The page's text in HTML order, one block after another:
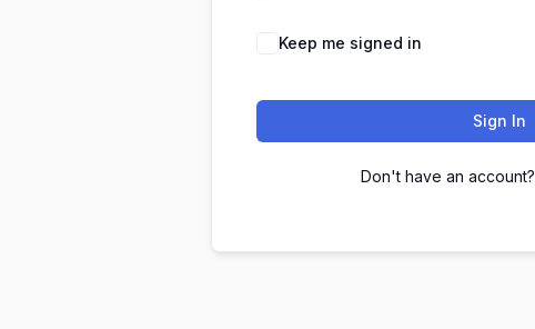
Keep me signed in
Sign In
Don't have an account?